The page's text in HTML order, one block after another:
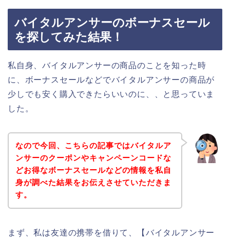
バイタルアンサーのボーナスセール
を探してみた結果！
私自身、バイタルアンサーの商品のことを知った時
に、ボーナスセールなどでバイタルアンサーの商品が
少しでも安く購入できたらいいのに、、と思っていま
した。
なので今回、こちらの記事ではバイタルア
ンサーのクーポンやキャンペーンコードな
どお得なボーナスセールなどの情報を私自
身が調べた結果をお伝えさせていただきま
す。
まず、私は友達の携帯を借りて、【バイタルアンサー